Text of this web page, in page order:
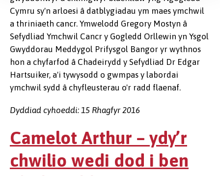
Cymru sy'n arloesi â datblygiadau ym maes ymchwil
a thriniaeth cancr. Ymwelodd Gregory Mostyn â
Sefydliad Ymchwil Cancr y Gogledd Orllewin yn Ysgol
Gwyddorau Meddygol Prifysgol Bangor yr wythnos
hon a chyfarfod â Chadeirydd y Sefydliad Dr Edgar
Hartsuiker, a'i tywysodd o gwmpas y labordai
ymchwil sydd â chyfleusterau o'r radd flaenaf.
Dyddiad cyhoeddi: 15 Rhagfyr 2016
Camelot Arthur – ydy’r
chwilio wedi dod i ben